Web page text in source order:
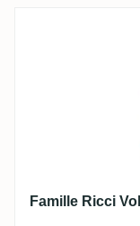
Famille
Famille Ricci